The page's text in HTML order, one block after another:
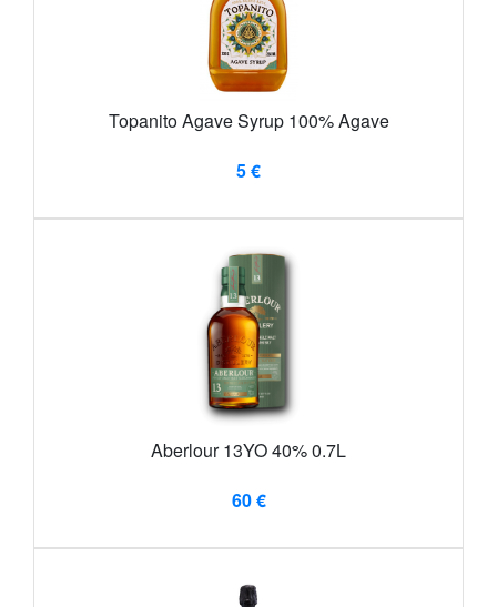
Topanito Agave Syrup 100% Agave
5 €
Aberlour 13YO 40% 0.7L
60 €